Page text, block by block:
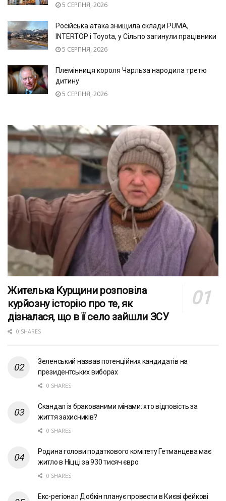
5 СЕРПНЯ, 2026
Російська атака знищила склади PUMA,
INTERTOP і Toyota, у Сільпо загинули працівники
5 СЕРПНЯ, 2026
Племінниця короля Чарльза народила третю
дитину
5 СЕРПНЯ, 2026
Жителька Курщини розповіла
курйозну історію про те, як
дізналася, що в її село зайшли ЗСУ
0 SHARES
Зеленський назвав потенційних кандидатів на
президентських виборах
0 SHARES
Скандал із бракованими мінами: хто відповість за
життя захисників?
0 SHARES
Родина голови податкового комітету Гетманцева має
житло в Ніцці за 930 тисяч євро
0 SHARES
Екс-регіонал Добкін планує провести в Києві фейкові